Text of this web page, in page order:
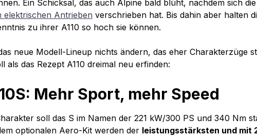
Ein Schicksal, das auch Alpine bald blüht, nachdem sich
elektrischen Antrieben verschrieben hat. Bis dahin aber halten
zu ihrer A110 so hoch sie können.
neue Modell-Lineup nichts ändern, das eher Charakterzüge
als das Rezept A110 dreimal neu erfinden:
Mehr Sport, mehr Speed
soll das S im Namen der 221 kW/300 PS und 340 Nm
optionalen Aero-Kit werden der leistungsstärksten und mit